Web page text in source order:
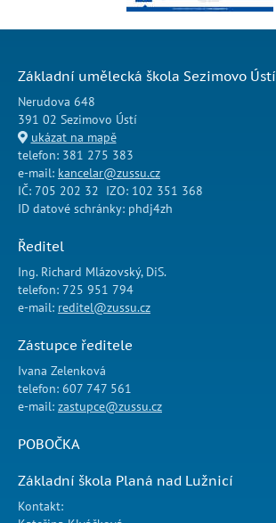
Základní umělecká škola Sezimovo Ústí
Nerudova 648
391 02 Sezimovo Ústí
ukázat na mapě
telefon: 381 275 383
e-mail: kancelar@zussu.cz
IČ: 705 202 32 IZO: 102 351 368
ID datové schránky: phdj4zh
Ředitel
Ing. Richard Mlázovský, DiS.
telefon: 725 951 794
e-mail: reditel@zussu.cz
Zástupce ředitele
Ivana Zelenková
telefon: 607 747 561
e-mail: zastupce@zussu.cz
POBOČKA
Základní škola Planá nad Lužnicí
Kontakt: